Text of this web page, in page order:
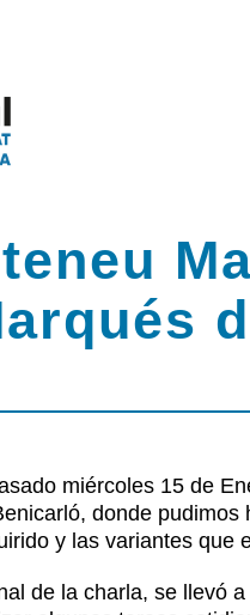
Noticias
Contacto
miércoles 15 de
donde pudimos
y las variantes que
de la charla, se llevó